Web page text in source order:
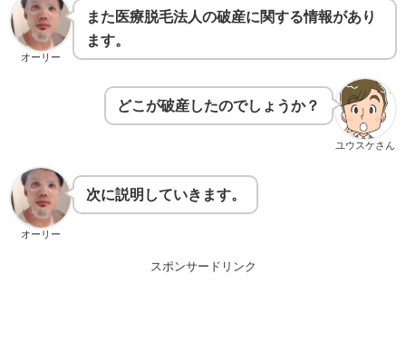
オーリー
また医療脱毛法人の破産に関する情報があり
ます。
ユウスケさん
どこが破産したのでしょうか？
オーリー
次に説明していきます。
スポンサードリンク